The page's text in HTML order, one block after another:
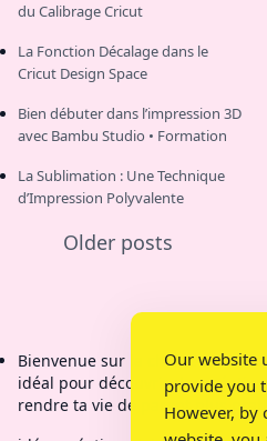
du Calibrage Cricut
La Fonction Décalage dans le
Cricut Design Space
Bien débuter dans l’impression 3D
avec Bambu Studio • Formation
La Sublimation : Une Technique
d’Impression Polyvalente
Older posts
Bienvenue sur la chaîne de
idéal pour découvrir des
rendre ta vie de parent plus
Our website
provide you
However, by